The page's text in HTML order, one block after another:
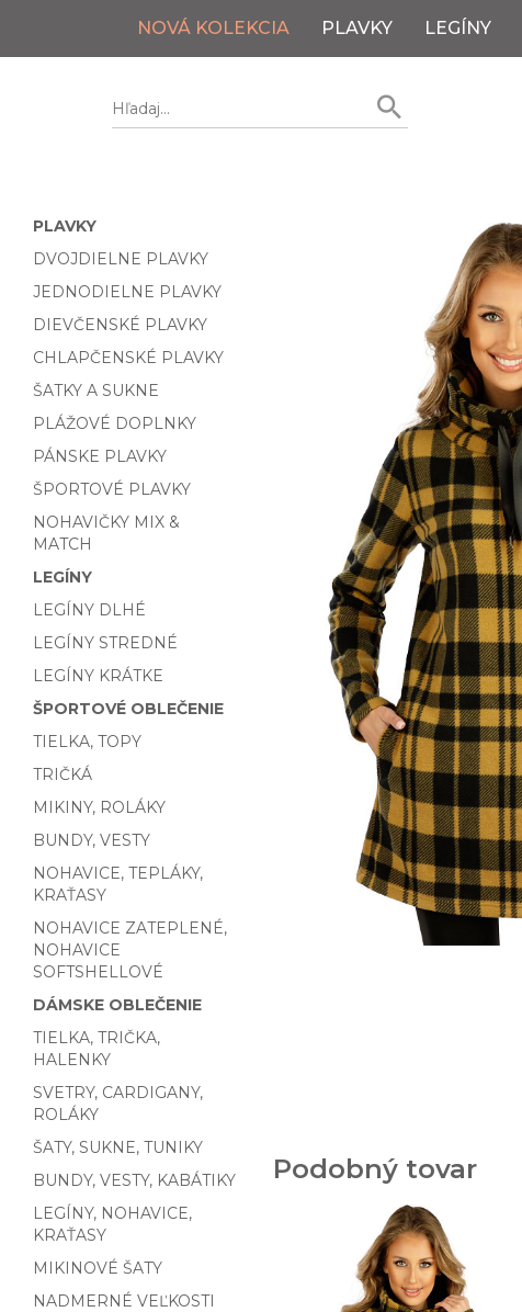
NOVÁ KOLEKCIA PLAVKY LEGÍNY
PLAVKY
DVOJDIELNE PLAVKY
JEDNODIELNE PLAVKY
DIEVČENSKÉ PLAVKY
CHLAPČENSKÉ PLAVKY
ŠATKY A SUKNE
PLÁŽOVÉ DOPLNKY
PÁNSKE PLAVKY
ŠPORTOVÉ PLAVKY
NOHAVIČKY MIX &
MATCH
LEGÍNY
LEGÍNY DLHÉ
LEGÍNY STREDNÉ
LEGÍNY KRÁTKE
ŠPORTOVÉ OBLEČENIE
TIELKA, TOPY
TRIČKÁ
MIKINY, ROLÁKY
BUNDY, VESTY
NOHAVICE, TEPLÁKY,
KRAŤASY
NOHAVICE ZATEPLENÉ,
NOHAVICE
SOFTSHELLOVÉ
DÁMSKE OBLEČENIE
TIELKA, TRIČKA,
HALENKY
SVETRY, CARDIGANY,
ROLÁKY
ŠATY, SUKNE, TUNIKY
BUNDY, VESTY, KABÁTIKY
LEGÍNY, NOHAVICE,
KRAŤASY
MIKINOVÉ ŠATY
NADMERNÉ VEĽKOSTI
Podobný tovar